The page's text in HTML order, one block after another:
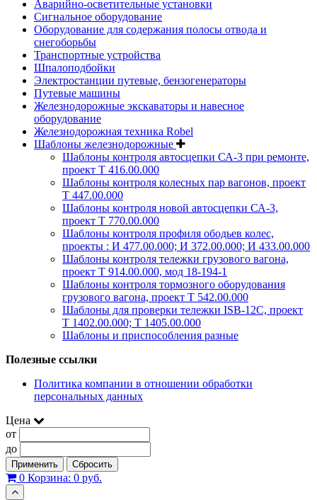
Аварийно-осветительные установки
Сигнальное оборудование
Оборудование для содержания полосы отвода и
снегоборьбы
Транспортные устройства
Шпалоподбойки
Электростанции путевые, бензогенераторы
Путевые машины
Железнодорожные экскаваторы и навесное
оборудование
Железнодорожная техника Robel
Шаблоны железнодорожные
Шаблоны контроля автосцепки СА-3 при ремонте,
проект Т 416.00.000
Шаблоны контроля колесных пар вагонов, проект
Т 447.00.000
Шаблоны контроля новой автосцепки СА-3,
проект Т 770.00.000
Шаблоны контроля профиля ободьев колес,
проекты : И 477.00.000; И 372.00.000; И 433.00.000
Шаблоны контроля тележки грузового вагона,
проект Т 914.00.000, мод 18-194-1
Шаблоны контроля тормозного оборудования
грузового вагона, проект Т 542.00.000
Шаблоны для проверки тележки ISB-12C, проект
Т 1402.00.000; Т 1405.00.000
Шаблоны и приспособления разные
Полезные ссылки
Политика компании в отношении обработки
персональных данных
Цена
от
до
Применить Сбросить
0 Корзина: 0 руб.